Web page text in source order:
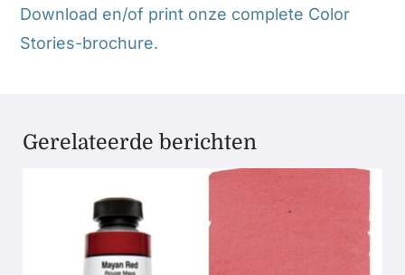
Download en/of print onze complete Color
Stories-brochure.
Gerelateerde berichten